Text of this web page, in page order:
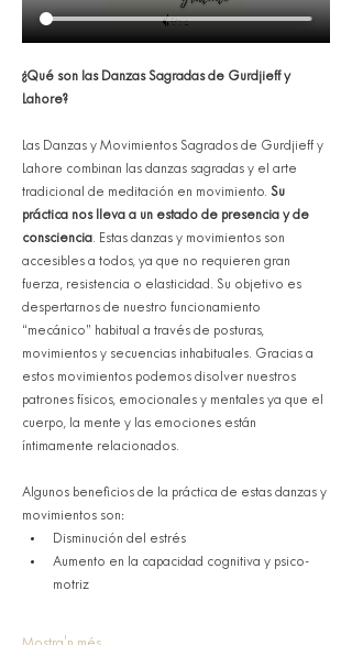
¿Qué son las Danzas Sagradas de Gurdjieff y
Lahore?
Las Danzas y Movimientos Sagrados de Gurdjieff y
Lahore combinan las danzas sagradas y el arte
tradicional de meditación en movimiento. Su
práctica nos lleva a un estado de presencia y de
consciencia. Estas danzas y movimientos son
accesibles a todos, ya que no requieren gran
fuerza, resistencia o elasticidad. Su objetivo es
despertarnos de nuestro funcionamiento
“mecánico” habitual a través de posturas,
movimientos y secuencias inhabituales. Gracias a
estos movimientos podemos disolver nuestros
patrones físicos, emocionales y mentales ya que el
cuerpo, la mente y las emociones están
íntimamente relacionados.
Algunos beneficios de la práctica de estas danzas y
movimientos son:
Disminución del estrés
Aumento en la capacidad cognitiva y psico-
motriz